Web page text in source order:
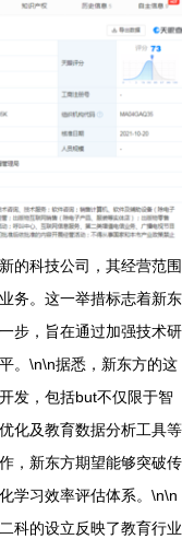
的科技公司，其经营范围
务。这一举措标志着新东
步，旨在通过加强技术研
。\n\n据悉，新东方的这
发，包括but不仅限于智
化及教育数据分析工具等
，新东方期望能够突破传
学习效率评估体系。\n\n
科的设立反映了教育行业